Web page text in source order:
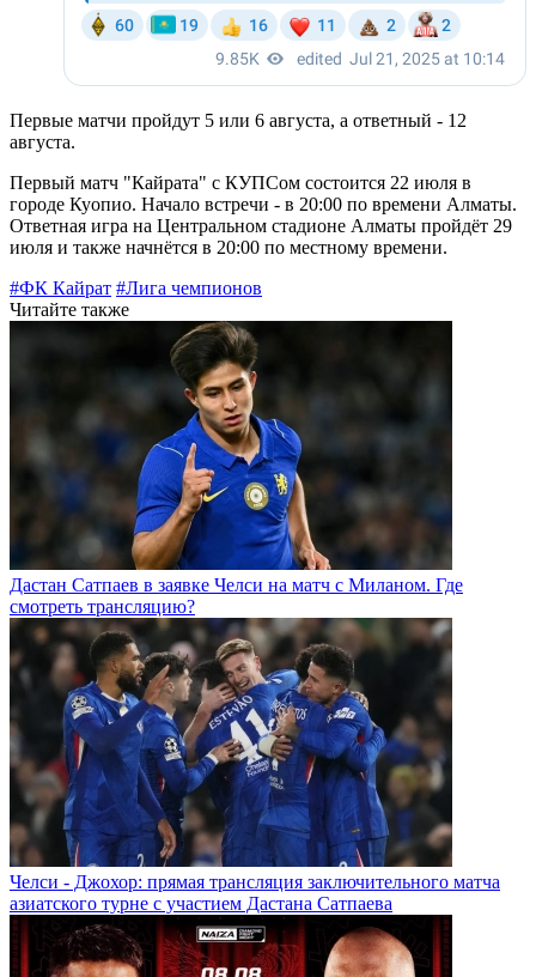
Первые матчи пройдут 5 или 6 августа, а ответный - 12
августа.
Первый матч "Кайрата" с КУПСом состоится 22 июля в
городе Куопио. Начало встречи - в 20:00 по времени Алматы.
Ответная игра на Центральном стадионе Алматы пройдёт 29
июля и также начнётся в 20:00 по местному времени.
#ФК Кайрат #Лига чемпионов
Читайте также
Дастан Сатпаев в заявке Челси на матч с Миланом. Где
смотреть трансляцию?
Челси - Джохор: прямая трансляция заключительного матча
азиатского турне с участием Дастана Сатпаева